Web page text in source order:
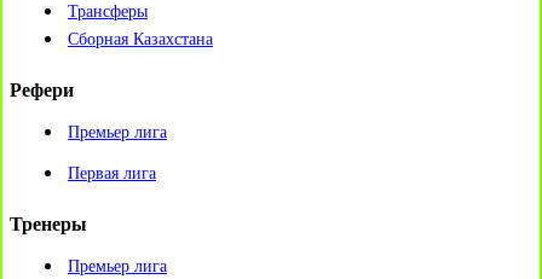
Трансферы
Сборная Казахстана
Рефери
Премьер лига
Первая лига
Тренеры
Премьер лига